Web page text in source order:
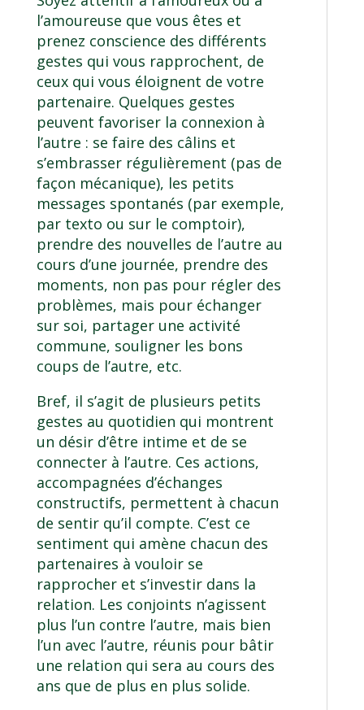
l’amoureuse que vous êtes et
prenez conscience des différents
gestes qui vous rapprochent, de
ceux qui vous éloignent de votre
partenaire. Quelques gestes
peuvent favoriser la connexion à
l’autre : se faire des câlins et
s’embrasser régulièrement (pas de
façon mécanique), les petits
messages spontanés (par exemple,
par texto ou sur le comptoir),
prendre des nouvelles de l’autre au
cours d’une journée, prendre des
moments, non pas pour régler des
problèmes, mais pour échanger
sur soi, partager une activité
commune, souligner les bons
coups de l’autre, etc.
Bref, il s’agit de plusieurs petits
gestes au quotidien qui montrent
un désir d’être intime et de se
connecter à l’autre. Ces actions,
accompagnées d’échanges
constructifs, permettent à chacun
de sentir qu’il compte. C’est ce
sentiment qui amène chacun des
partenaires à vouloir se
rapprocher et s’investir dans la
relation. Les conjoints n’agissent
plus l’un contre l’autre, mais bien
l’un avec l’autre, réunis pour bâtir
une relation qui sera au cours des
ans que de plus en plus solide.